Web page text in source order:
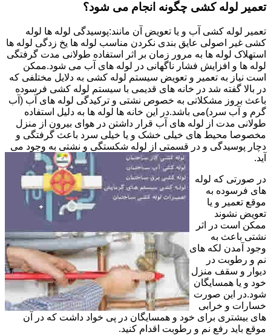
تعمیر لوله کشی چگونه انجام می شود؟
تعمیر لوله کشی آب و یا تعویض آن مانند:پوسیدگی لوله ها لوله
کشی غیر اصولی عایق بندی نکردن مناسب لوله ها یخ زدگی لوله ها
استهلاک لوله ها به مرور زمان بر اثر استفاده طولانی مدت گرفتگی
لوله ها و افزایش فشار ناگهانی در لوله های آب می شود.ممکن
است نیاز به تعمیر و تعویض سیستم لوله کشی به دلایل مختلفی که
در بالا گفته شد در خانه های قدیمی با سیستم لوله کشی فرسوده
باعث بروز مشکلاتی به خصوص نشتی و ترکیدگی لوله های آب (آب
گرم و آب سرد)می باشد.در این خانه ها لوله ها به دلیل استفاده
طولانی مدت از لوله های آب قرار داشتن در هوای بیرون از منزل
مخصوصا محیط های خیلی خشک و یا خیلی سرد باعث گرفتگی و
دچار پوسیدگی و در قسمتی از لوله شکستگی و نشتی به وجود می
آید.
در صورتی که لوله
های فرسوده به
موقع تعمیر و یا
تعویض نشوند
ممکن است در اثر
نشتی باعث به
وجود آمدن لکه های
نم و رطوبت در
دیوار و سقف منزل
خود و یا همسایگان
شود.در این صورت
خسارات و خرابی
های بیشتری برای خود و همسایگان در پی خواد داشت که در آن
موقع باید رفع نم و رطوبت اقدام کنید.